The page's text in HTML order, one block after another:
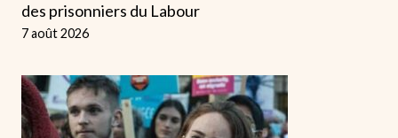
des prisonniers du Labour
7 août 2026